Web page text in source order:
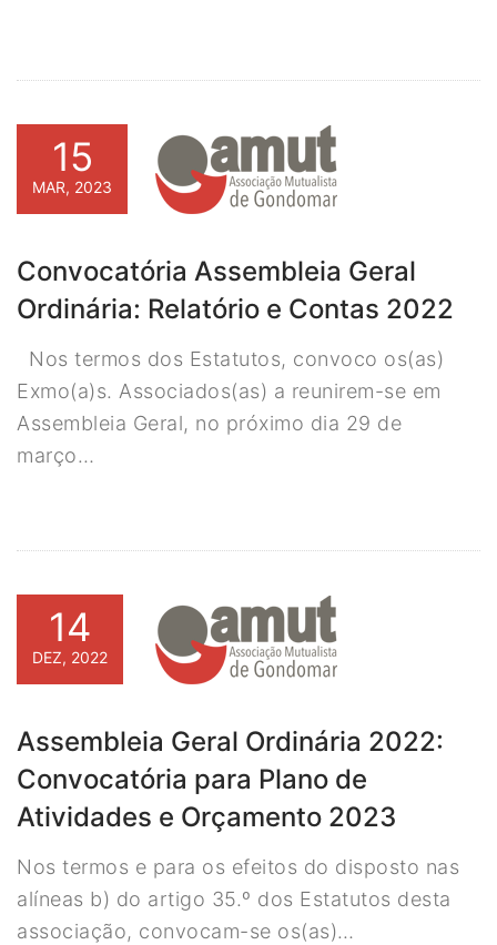
15
MAR, 2023
Convocatória Assembleia Geral
Ordinária: Relatório e Contas 2022
Nos termos dos Estatutos, convoco os(as)
Exmo(a)s. Associados(as) a reunirem-se em
Assembleia Geral, no próximo dia 29 de
março…
14
DEZ, 2022
Assembleia Geral Ordinária 2022:
Convocatória para Plano de
Atividades e Orçamento 2023
Nos termos e para os efeitos do disposto nas
alíneas b) do artigo 35.º dos Estatutos desta
associação, convocam-se os(as)…